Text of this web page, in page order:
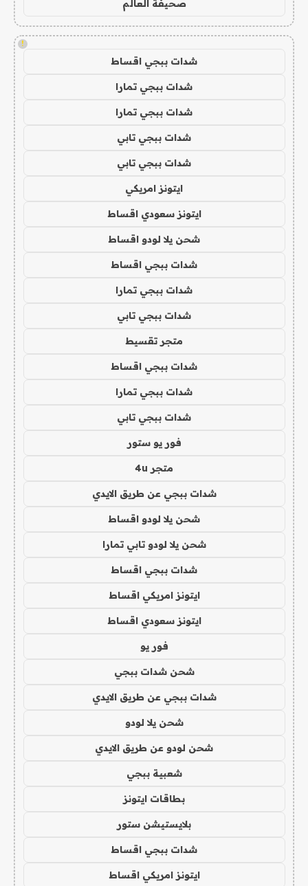
صحيفة العالم
!
شدات ببجي اقساط
شدات ببجي تمارا
شدات ببجي تمارا
شدات ببجي تابي
شدات ببجي تابي
ايتونز امريكي
ايتونز سعودي اقساط
شحن يلا لودو اقساط
شدات ببجي اقساط
شدات ببجي تمارا
شدات ببجي تابي
متجر تقسيط
شدات ببجي اقساط
شدات ببجي تمارا
شدات ببجي تابي
فور يو ستور
متجر 4u
شدات ببجي عن طريق الايدي
شحن يلا لودو اقساط
شحن يلا لودو تابي تمارا
شدات ببجي اقساط
ايتونز امريكي اقساط
ايتونز سعودي اقساط
فور يو
شحن شدات ببجي
شدات ببجي عن طريق الايدي
شحن يلا لودو
شحن لودو عن طريق الايدي
شعبية ببجي
بطاقات ايتونز
بلايستيشن ستور
شدات ببجي اقساط
ايتونز امريكي اقساط